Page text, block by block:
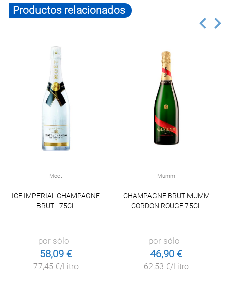
Productos relacionados
Moët
ICE IMPERIAL CHAMPAGNE
BRUT - 75CL
por sólo
58,09 €
77,45 €/Litro
Mumm
CHAMPAGNE BRUT MUMM
CORDON ROUGE 75CL
por sólo
46,90 €
62,53 €/Litro